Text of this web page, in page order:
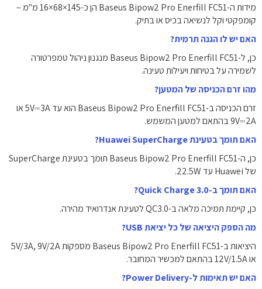
מידות ה-Baseus Bipow2 Pro Enerfill FC51 הן כ-145×68×16 מ"מ –
קומפקטי וקל לנשיאה בכיס או בתיק.
האם יש לו הגנה תרמית?
כן, ל-Baseus Bipow2 Pro Enerfill FC51 מנגנון ניהול טמפרטורה
לשמירה על בטיחות ויעילות טעינה.
מהו זרם הכניסה של המטען?
זרם הכניסה ב-Baseus Bipow2 Pro Enerfill FC51 הוא עד 5V⎓3A או
9V⎓2A בהתאם למטען המשמש.
האם תומך בטעינת Huawei SuperCharge?
כן, ה-Baseus Bipow2 Pro Enerfill FC51 תומך בטעינת SuperCharge
של Huawei עד 22.5W.
האם תומך ב-Quick Charge 3.0?
כן, קיימת תמיכה מלאה ב-QC3.0 לטעינת אנדרואיד מהירה.
מה הספק היציאה של כל יציאת USB?
היציאות ב-Baseus Bipow2 Pro Enerfill FC51 מספקות 5V/3A, 9V/2A
או 12V/1.5A בהתאם למכשיר המחובר.
האם יש תאימות ל-Power Delivery?